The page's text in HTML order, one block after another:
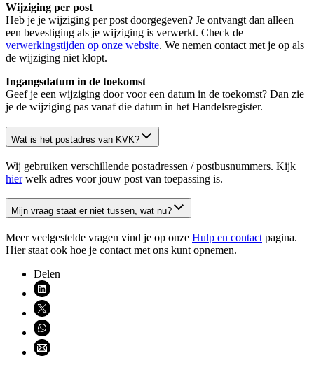
Wijziging per post
Heb je je wijziging per post doorgegeven? Je ontvangt dan alleen
een bevestiging als je wijziging is verwerkt. Check de
verwerkingstijden op onze website. We nemen contact met je op als
de wijziging niet klopt.
Ingangsdatum in de toekomst
Geef je een wijziging door voor een datum in de toekomst? Dan zie
je de wijziging pas vanaf die datum in het Handelsregister.
Wat is het postadres van KVK?
Wij gebruiken verschillende postadressen / postbusnummers. Kijk
hierwelk adres voor jouw post van toepassing is.
Mijn vraag staat er niet tussen, wat nu?
Meer veelgestelde vragen vind je op onze Hulp en contact pagina.
Hier staat ook hoe je contact met ons kunt opnemen.
Delen
Deel via LinkedIn (opent nieuw venster)
Deel via X (opent nieuw venster)
Deel via WhatsApp (opent WhatsApp)
Deel via email (opent email programma)